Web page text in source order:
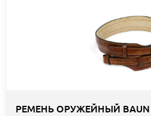
РЕМЕНЬ ОРУЖЕЙНЫЙ